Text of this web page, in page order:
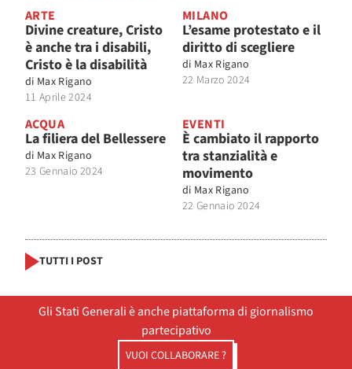
ARTE
Divine creature, Cristo
è anche tra i disabili,
Cristo è la disabilità
di Max Rigano
11 Aprile 2024
MILANO
L’esame protestato e il
diritto di scegliere
di Max Rigano
22 Marzo 2024
ACQUA
La filiera del Bellessere
di Max Rigano
23 Gennaio 2024
EVENTI
È cambiato il rapporto
tra stanzialità e
movimento
di Max Rigano
22 Gennaio 2024
TUTTI I POST
Gli Stati Generali è anche piattaforma di giornalismo
partecipativo
VUOI COLLABORARE ?